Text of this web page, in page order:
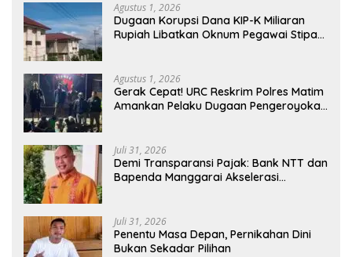
Agustus 1, 2026
Dugaan Korupsi Dana KIP-K Miliaran
Rupiah Libatkan Oknum Pegawai Stipas
Agustus 1, 2026
Gerak Cepat! URC Reskrim Polres Matim
Amankan Pelaku Dugaan Pengeroyokan
Juli 31, 2026
​Demi Transparansi Pajak: Bank NTT dan
Bapenda Manggarai Akselerasi
Juli 31, 2026
Penentu Masa Depan, Pernikahan Dini
Bukan Sekadar Pilihan